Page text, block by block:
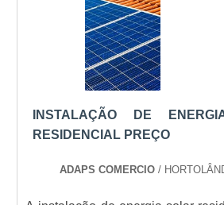
quedas de energia. Conheça o
trifásico da marca parceira
251-074Modelo:
ReadyProduto: Gerador a
Refrigerado a ArCilindros:
do Motor: 4 TemposSistema de
ElétricaMotor:
Duplo ElementoCapacidade do
INSTALAÇÃO DE
RESIDENCIAL PREÇO
ADAPS COMERCIO/